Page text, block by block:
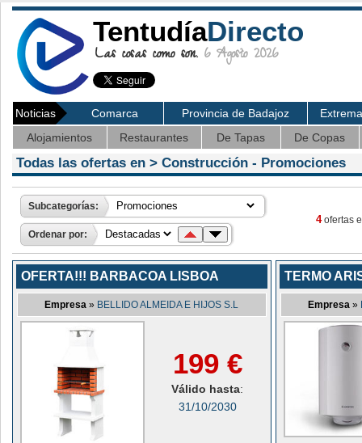
TentudíaDirecto
Las cosas como son. 6 Agosto 2026
Noticias Comarca Provincia de Badajoz
Alojamientos
Restaurantes De Tapas De Copas
Todas las ofertas en > Construcción - Promociones
Subcategorías:
Ordenar por:
4ofertas
OFERTA!!! BARBACOA LISBOA
Empresa » BELLIDO ALMEIDA E HIJOS S.L
199 €
Válido hasta:
31/10/2030
TERMO
Empresa »